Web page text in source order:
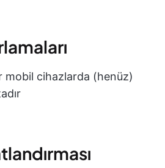
mobil cihazlarda (henüz)